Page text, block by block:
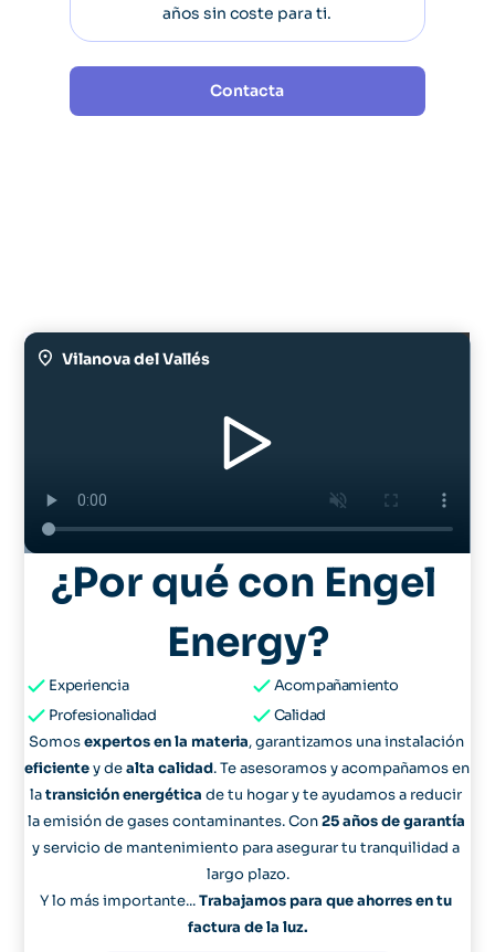
años sin coste para ti.
Contacta
Vilanova del Vallés
¿Por qué con Engel
Energy?
Experiencia
Acompañamiento
Profesionalidad
Calidad
Somos expertos en la materia
, garantizamos una instalación
eficiente y de alta calidad. Te asesoramos y acompañamos en
la transición energética de tu hogar y te ayudamos a reducir
la emisión de gases contaminantes. Con 25 años de garantía
y servicio de mantenimiento para asegurar tu tranquilidad a
largo plazo.
Y lo más importante... Trabajamos para que ahorres en tu
factura de la luz.